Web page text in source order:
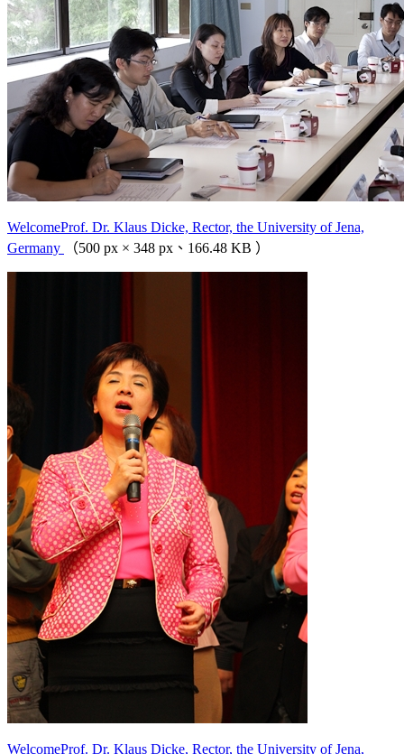
WelcomeProf. Dr. Klaus Dicke, Rector, the University of Jena,
Germany
（500 px × 348 px、166.48 KB ）
WelcomeProf. Dr. Klaus Dicke, Rector, the University of Jena,